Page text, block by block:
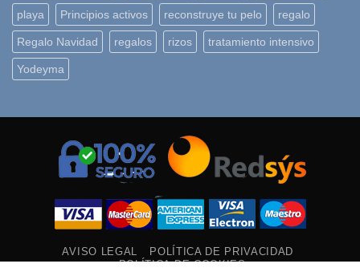
playa Principios activos reconstruye tu pelo regalo
Regalo Navidad regalos rizos tratamiento intensivo
Yodeyma
AVISO LEGAL
POLÍTICA DE PRIVACIDAD
POLÍTICA DE COOKIES